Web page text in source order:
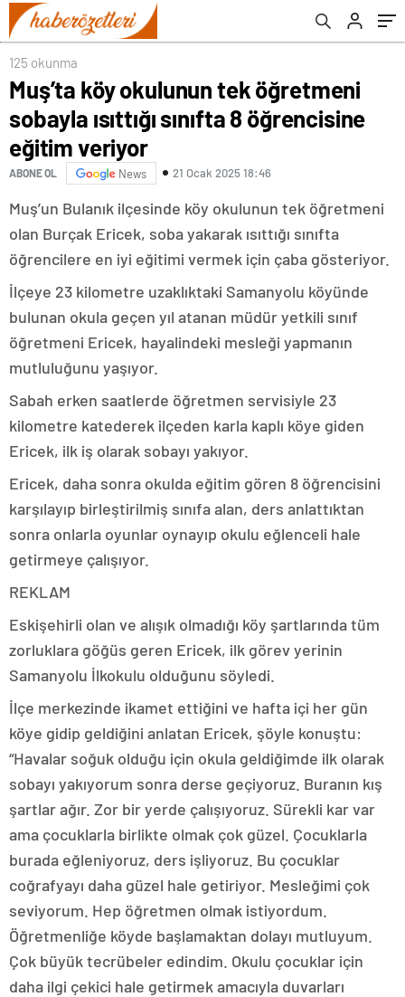
125 okunma
Muş’ta köy okulunun tek öğretmeni
sobayla ısıttığı sınıfta 8 öğrencisine
eğitim veriyor
ABONE OL News 21 Ocak 2025 18:46
Muş’un Bulanık ilçesinde köy okulunun tek öğretmeni
olan Burçak Ericek, soba yakarak ısıttığı sınıfta
öğrencilere en iyi eğitimi vermek için çaba gösteriyor.
İlçeye 23 kilometre uzaklıktaki Samanyolu köyünde
bulunan okula geçen yıl atanan müdür yetkili sınıf
öğretmeni Ericek, hayalindeki mesleği yapmanın
mutluluğunu yaşıyor.
Sabah erken saatlerde öğretmen servisiyle 23
kilometre katederek ilçeden karla kaplı köye giden
Ericek, ilk iş olarak sobayı yakıyor.
Ericek, daha sonra okulda eğitim gören 8 öğrencisini
karşılayıp birleştirilmiş sınıfa alan, ders anlattıktan
sonra onlarla oyunlar oynayıp okulu eğlenceli hale
getirmeye çalışıyor.
REKLAM
Eskişehirli olan ve alışık olmadığı köy şartlarında tüm
zorluklara göğüs geren Ericek, ilk görev yerinin
Samanyolu İlkokulu olduğunu söyledi.
İlçe merkezinde ikamet ettiğini ve hafta içi her gün
köye gidip geldiğini anlatan Ericek, şöyle konuştu:
“Havalar soğuk olduğu için okula geldiğimde ilk olarak
sobayı yakıyorum sonra derse geçiyoruz. Buranın kış
şartlar ağır. Zor bir yerde çalışıyoruz. Sürekli kar var
ama çocuklarla birlikte olmak çok güzel. Çocuklarla
burada eğleniyoruz, ders işliyoruz. Bu çocuklar
coğrafyayı daha güzel hale getiriyor. Mesleğimi çok
seviyorum. Hep öğretmen olmak istiyordum.
Öğretmenliğe köyde başlamaktan dolayı mutluyum.
Çok büyük tecrübeler edindim. Okulu çocuklar için
daha ilgi çekici hale getirmek amacıyla duvarları